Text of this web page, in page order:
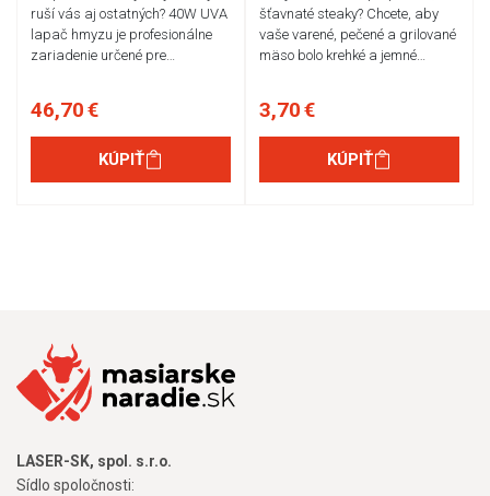
ruší vás aj ostatných? 40W UVA
lapač hmyzu je profesionálne
zariadenie určené pre…
46,70 €
KÚPIŤ
šťavnaté steaky? Chcete, aby
vaše varené, pečené a grilované
mäso bolo krehké a jemné…
3,70 €
KÚPIŤ
LASER-SK, spol. s.r.o.
Sídlo spoločnosti: